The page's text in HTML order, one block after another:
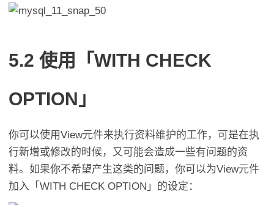
5.2 使用「WITH CHECK
OPTION」
你可以使用View元件来执行资料维护的工作，可是在执
行新增或修改的时候，又可能会造成一些有问题的资
料。如果你不希望产生这类的问题，你可以为View元件
加入「WITH CHECK OPTION」的设定：